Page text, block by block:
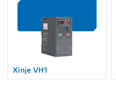
Xinje VH1